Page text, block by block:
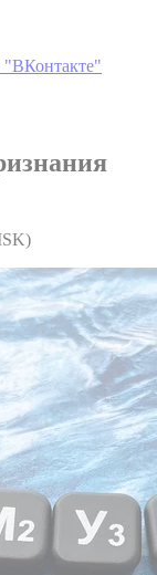
"ВКонтакте"